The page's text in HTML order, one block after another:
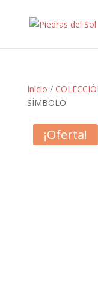
productos
Inicio /
SÍMBOLO
¡Oferta!